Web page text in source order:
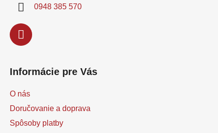
0948 385 570
Informácie pre Vás
O nás
Doručovanie a doprava
Spôsoby platby